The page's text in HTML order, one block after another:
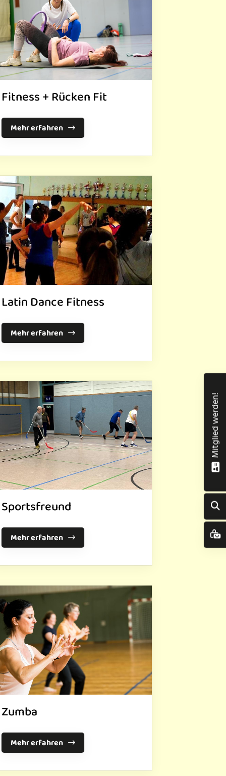
Fitness + Rücken Fit
Mehr erfahren
Latin Dance Fitness
Mehr erfahren
Sportsfreund
Mehr erfahren
Zumba
Mehr erfahren
Mitglied werden!